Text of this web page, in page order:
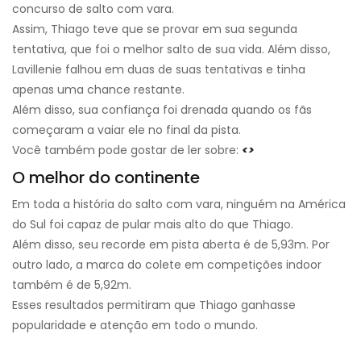
concurso de salto com vara.
Assim, Thiago teve que se provar em sua segunda
tentativa, que foi o melhor salto de sua vida. Além disso,
Lavillenie falhou em duas de suas tentativas e tinha
apenas uma chance restante.
Além disso, sua confiança foi drenada quando os fãs
começaram a vaiar ele no final da pista.
Você também pode gostar de ler sobre: <>
O melhor do continente
Em toda a história do salto com vara, ninguém na América
do Sul foi capaz de pular mais alto do que Thiago.
Além disso, seu recorde em pista aberta é de 5,93m. Por
outro lado, a marca do colete em competições indoor
também é de 5,92m.
Esses resultados permitiram que Thiago ganhasse
popularidade e atenção em todo o mundo.